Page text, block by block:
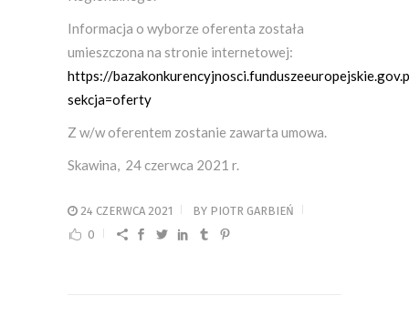
Informacja o wyborze oferenta została
umieszczona na stronie internetowej:
https://
sekcja=oferty
Z w/w oferentem zostanie zawarta umowa.
Skawina, 24 czerwca 2021 r.
24 CZERWCA 2021 BY PIOTR GARBIEŃ
0